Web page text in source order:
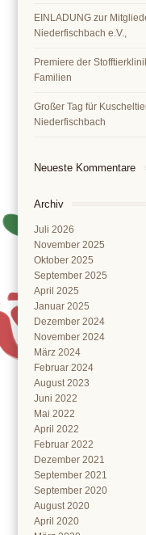
EINLADUNG zur
Niederfischbach e.V.,
Premiere der
Familien
Großer Tag für
Niederfischbach
Neueste Kommentare
Archiv
Juli 2026
November 2025
Oktober 2025
September 2025
April 2025
Januar 2025
Dezember 2024
November 2024
März 2024
Februar 2024
August 2023
Juni 2022
Mai 2022
April 2022
Februar 2022
Dezember 2021
September 2021
September 2020
August 2020
April 2020